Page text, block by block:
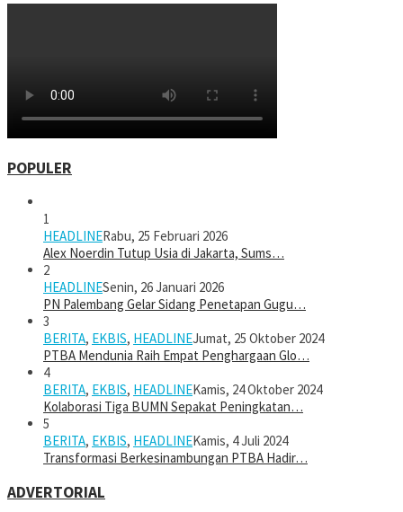
POPULER
1
HEADLINERabu, 25 Februari 2026
Alex Noerdin Tutup Usia di Jakarta, Sums…
2
HEADLINESenin, 26 Januari 2026
PN Palembang Gelar Sidang Penetapan Gugu…
3
BERITA, EKBIS, HEADLINEJumat, 25 Oktober 2024
PTBA Mendunia Raih Empat Penghargaan Glo…
4
BERITA, EKBIS, HEADLINEKamis, 24 Oktober 2024
Kolaborasi Tiga BUMN Sepakat Peningkatan…
5
BERITA, EKBIS, HEADLINEKamis, 4 Juli 2024
Transformasi Berkesinambungan PTBA Hadir…
ADVERTORIAL